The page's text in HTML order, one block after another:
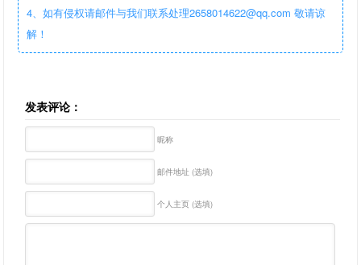
4、如有侵权请邮件与我们联系处理2658014622@qq.com 敬请谅
解！
发表评论：
昵称
邮件地址 (选填)
个人主页 (选填)